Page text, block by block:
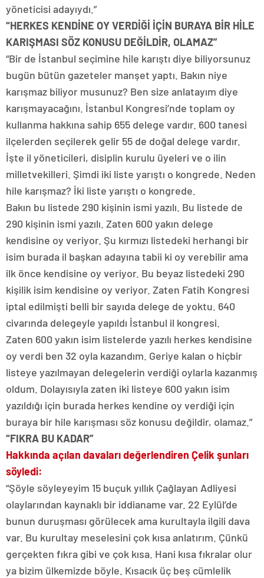
yöneticisi adayıydı.”
“HERKES KENDİNE OY VERDİĞİ İÇİN BURAYA BİR HİLE
KARIŞMASI SÖZ KONUSU DEĞİLDİR, OLAMAZ”
“Bir de İstanbul seçimine hile karıştı diye biliyorsunuz
bugün bütün gazeteler manşet yaptı. Bakın niye
karışmaz biliyor musunuz? Ben size anlatayım diye
karışmayacağını. İstanbul Kongresi’nde toplam oy
kullanma hakkına sahip 655 delege vardır. 600 tanesi
ilçelerden seçilerek gelir 55 de doğal delege vardır.
İşte il yöneticileri, disiplin kurulu üyeleri ve o ilin
milletvekilleri. Şimdi iki liste yarıştı o kongrede. Neden
hile karışmaz? İki liste yarıştı o kongrede.
Bakın bu listede 290 kişinin ismi yazılı. Bu listede de
290 kişinin ismi yazılı. Zaten 600 yakın delege
kendisine oy veriyor. Şu kırmızı listedeki herhangi bir
isim burada il başkan adayına tabii ki oy verebilir ama
ilk önce kendisine oy veriyor. Bu beyaz listedeki 290
kişilik isim kendisine oy veriyor. Zaten Fatih Kongresi
iptal edilmişti belli bir sayıda delege de yoktu. 640
civarında delegeyle yapıldı İstanbul il kongresi.
Zaten 600 yakın isim listelerde yazılı herkes kendisine
oy verdi ben 32 oyla kazandım. Geriye kalan o hiçbir
listeye yazılmayan delegelerin verdiği oylarla kazanmış
oldum. Dolayısıyla zaten iki listeye 600 yakın isim
yazıldığı için burada herkes kendine oy verdiği için
buraya bir hile karışması söz konusu değildir, olamaz.”
“FIKRA BU KADAR”
Hakkında açılan davaları değerlendiren Çelik şunları
söyledi:
“Şöyle söyleyeyim 15 buçuk yıllık Çağlayan Adliyesi
olaylarından kaynaklı bir iddianame var. 22 Eylül’de
bunun duruşması görülecek ama kurultayla ilgili dava
var. Bu kurultay meselesini çok kısa anlatırım. Çünkü
gerçekten fıkra gibi ve çok kısa. Hani kısa fıkralar olur
ya bizim ülkemizde böyle. Kısacık üç beş cümlelik